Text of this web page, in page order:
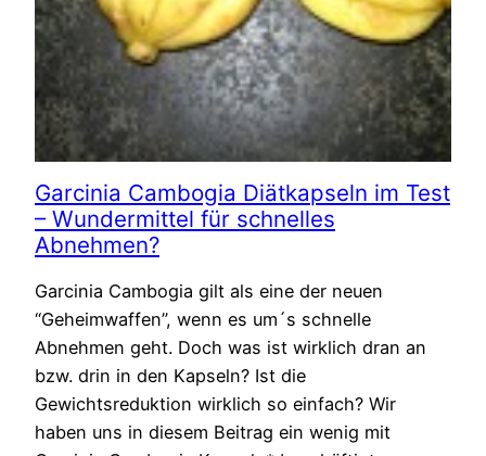
Garcinia Cambogia Diätkapseln im Test
– Wundermittel für schnelles
Abnehmen?
Garcinia Cambogia gilt als eine der neuen
“Geheimwaffen”, wenn es um´s schnelle
Abnehmen geht. Doch was ist wirklich dran an
bzw. drin in den Kapseln? Ist die
Gewichtsreduktion wirklich so einfach? Wir
haben uns in diesem Beitrag ein wenig mit